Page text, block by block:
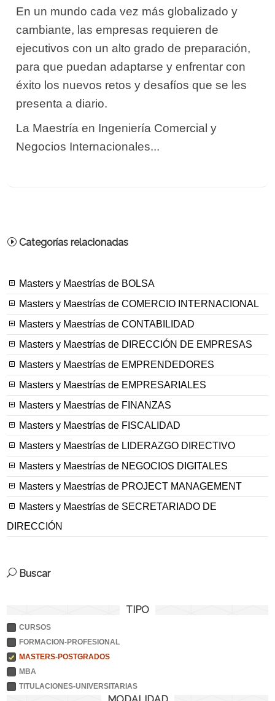
En un mundo cada vez más globalizado y
cambiante, las empresas requieren de
ejecutivos con un alto grado de preparación,
para que puedan adaptarse y enfrentar con
éxito los nuevos retos y desafíos que se les
presenta a diario.
La Maestría en Ingeniería Comercial y
Negocios Internacionales...
Categorías relacionadas
Masters y Maestrías de BOLSA
Masters y Maestrías de COMERCIO INTERNACIONAL
Masters y Maestrías de CONTABILIDAD
Masters y Maestrías de DIRECCIÓN DE EMPRESAS
Masters y Maestrías de EMPRENDEDORES
Masters y Maestrías de EMPRESARIALES
Masters y Maestrías de FINANZAS
Masters y Maestrías de FISCALIDAD
Masters y Maestrías de LIDERAZGO DIRECTIVO
Masters y Maestrías de NEGOCIOS DIGITALES
Masters y Maestrías de PROJECT MANAGEMENT
Masters y Maestrías de SECRETARIADO DE
DIRECCIÓN
Buscar
TIPO
CURSOS
FORMACION-PROFESIONAL
MASTERS-POSTGRADOS
MBA
TITULACIONES-UNIVERSITARIAS